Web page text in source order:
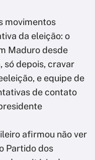
movimentos
da eleição: o
Maduro desde
só depois, cravar
e equipe de
de contato
afirmou não ver
Partido dos